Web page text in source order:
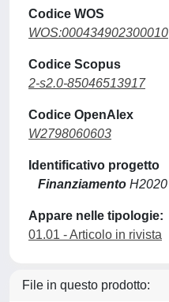
Codice WOS
WOS:000434902300010
Codice Scopus
2-s2.0-85046513917
Codice OpenAlex
W2798060603
Identificativo progetto
Finanziamento H2020
Appare nelle tipologie:
01.01 - Articolo in rivista
File in questo prodotto: